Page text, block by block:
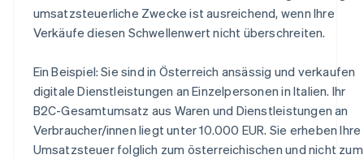
umsatzsteuerliche Zwecke ist ausreichend, wenn Ihre
Verkäufe diesen Schwellenwert nicht überschreiten.
Ein Beispiel: Sie sind in Österreich ansässig und verkaufen
digitale Dienstleistungen an Einzelpersonen in Italien. Ihr
B2C-Gesamtumsatz aus Waren und Dienstleistungen an
Verbraucher/innen liegt unter 10.000 EUR. Sie erheben Ihre
Umsatzsteuer folglich zum österreichischen und nicht zum